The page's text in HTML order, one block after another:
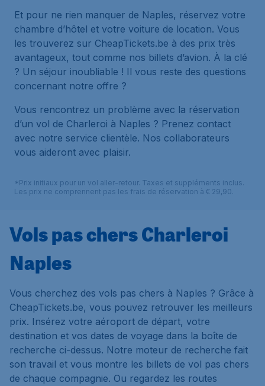
Et pour ne rien manquer de Naples, réservez votre
chambre d’hôtel et votre voiture de location. Vous
les trouverez sur CheapTickets.be à des prix très
avantageux, tout comme nos billets d’avion. À la clé
? Un séjour inoubliable ! Il vous reste des questions
concernant notre offre ?
Vous rencontrez un problème avec la réservation
d’un vol de Charleroi à Naples ? Prenez contact
avec notre service clientèle. Nos collaborateurs
vous aideront avec plaisir.
*Prix initiaux pour un vol aller-retour. Taxes et suppléments inclus.
Les prix ne comprennent pas les frais de réservation à € 29,90.
Vols pas chers Charleroi
Naples
Vous cherchez des vols pas chers à Naples ? Grâce à
CheapTickets.be, vous pouvez retrouver les meilleurs
prix. Insérez votre aéroport de départ, votre
destination et vos dates de voyage dans la boîte de
recherche ci-dessus. Notre moteur de recherche fait
son travail et vous montre les billets de vol pas chers
de chaque compagnie. Ou regardez les routes